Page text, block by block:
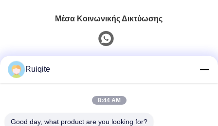
Μέσα Κοινωνικής Δικτύωσης
0086-18217621160
Ruiqite
8:44 AM
Good day, what product are you looking for?